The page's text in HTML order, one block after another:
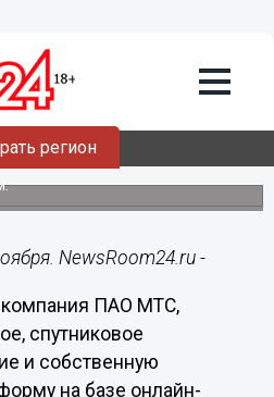
регион
МТС ТВ начал
PictureBox
киностудии уже
NewsRoom24.ru -
ПАО МТС,
спутниковое
и собственную
на базе онлайн-